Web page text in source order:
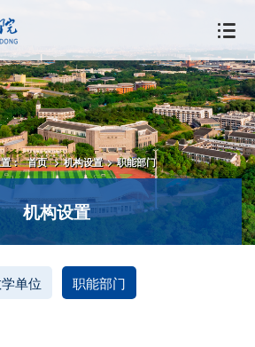
置： 首页 > 机构设置 > 职能部门
机构设置
单位 职能部门